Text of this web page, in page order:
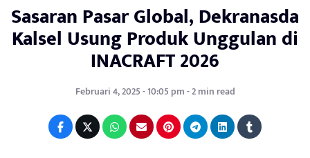
Sasaran Pasar Global, Dekranasda
Kalsel Usung Produk Unggulan di
INACRAFT 2026
Februari 4, 2025 - 10:05 pm - 2 min read